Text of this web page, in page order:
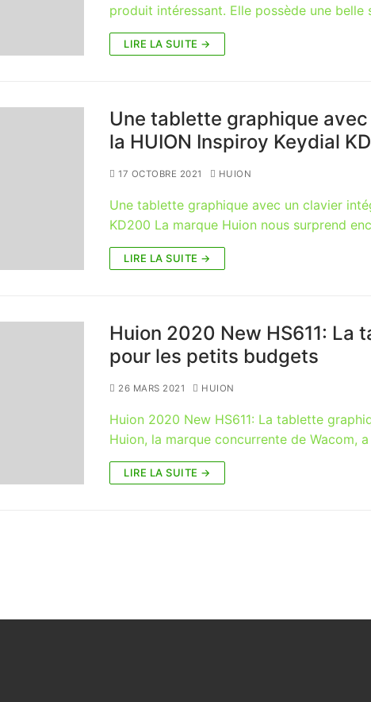
produit intéressant. Elle possède une
LIRE LA SUITE →
Une tablette graphique
la HUION Inspiroy Keydial
17 OCTOBRE 2021 HUION
Une tablette graphique avec un clavier
KD200 La marque Huion nous surprend
LIRE LA SUITE →
Huion 2020 New HS611:
pour les petits budgets
26 MARS 2021 HUION
Huion 2020 New HS611: La tablette
Huion, la marque concurrente de Wacom,
LIRE LA SUITE →